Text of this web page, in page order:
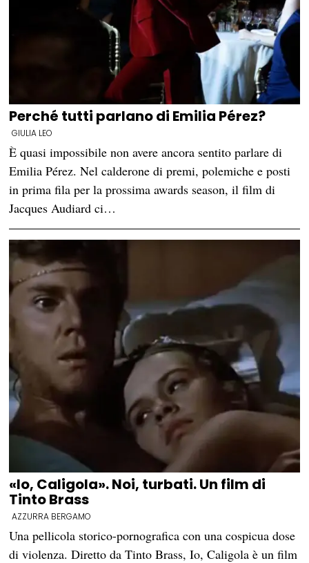
Perché tutti parlano di Emilia Pérez?
GIULIA LEO
È quasi impossibile non avere ancora sentito parlare di
Emilia Pérez. Nel calderone di premi, polemiche e posti
in prima fila per la prossima awards season, il film di
Jacques Audiard ci…
«Io, Caligola». Noi, turbati. Un film di
Tinto Brass
AZZURRA BERGAMO
Una pellicola storico-pornografica con una cospicua dose
di violenza. Diretto da Tinto Brass, Io, Caligola è un film